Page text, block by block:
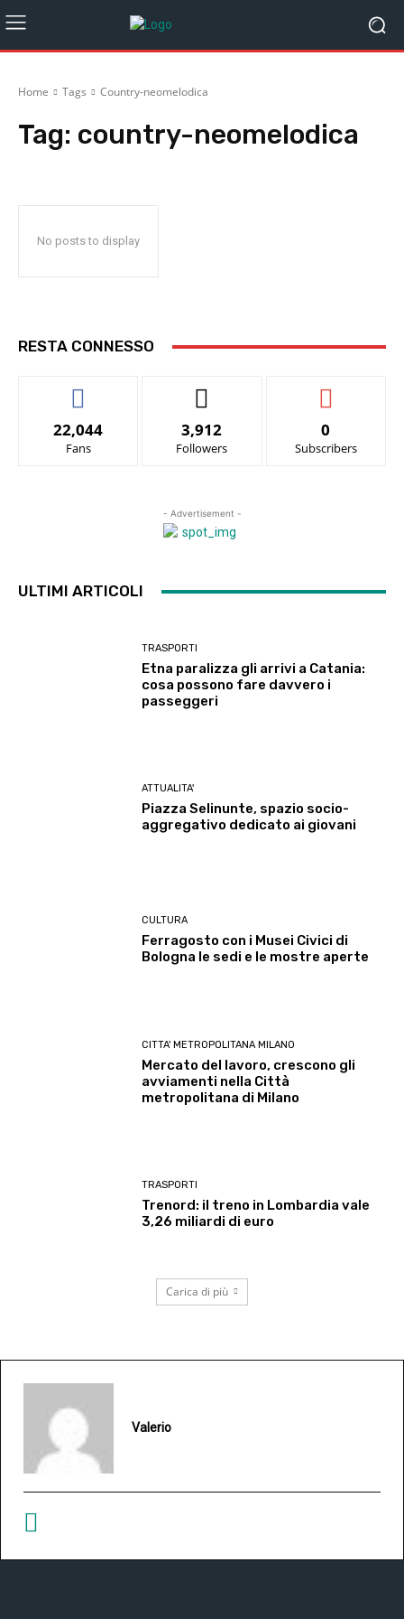
Home Tags Country-neomelodica
Tag: country-neomelodica
No posts to display
RESTA CONNESSO
22,044
Fans
3,912
Followers
0
Subscribers
- Advertisement -
ULTIMI ARTICOLI
TRASPORTI
Etna paralizza gli arrivi a Catania:
cosa possono fare davvero i
passeggeri
ATTUALITA'
Piazza Selinunte, spazio socio-
aggregativo dedicato ai giovani
CULTURA
Ferragosto con i Musei Civici di
Bologna le sedi e le mostre aperte
CITTA' METROPOLITANA MILANO
Mercato del lavoro, crescono gli
avviamenti nella Città
metropolitana di Milano
TRASPORTI
Trenord: il treno in Lombardia vale
3,26 miliardi di euro
Carica di più
Valerio